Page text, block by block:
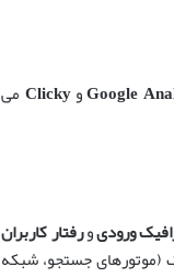
GoogleوClicky می
ورودیورفتار کاربران
(موتورهای جستجو، شبکه